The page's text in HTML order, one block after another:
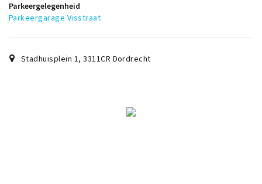
Parkeergelegenheid
Parkeergarage Visstraat
Stadhuisplein 1,3311CR Dordrecht